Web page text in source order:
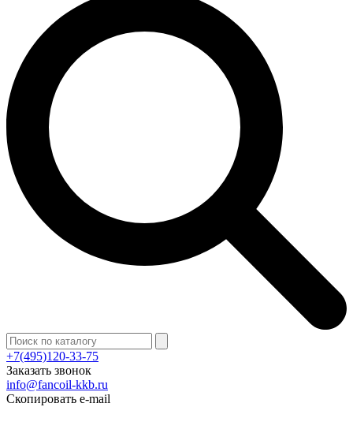
+7(495)120-33-75
Заказать звонок
info@fancoil-kkb.ru
Скопировать e-mail